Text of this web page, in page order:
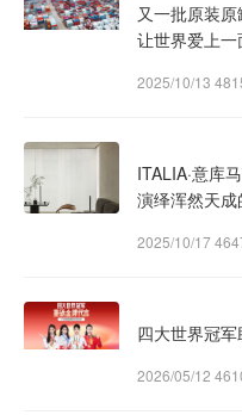
又一批原装
让世界爱上一
2025/10/13
ITALIA·意库
演绎浑然天
2025/10/17
四大世界冠
2026/05/12